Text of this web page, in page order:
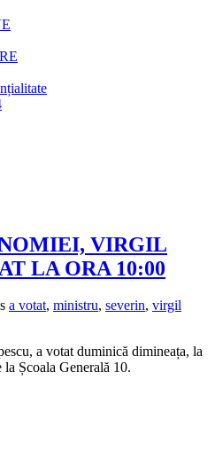
VIRGIL
LA ORA 10:00
a votat, ministru, severin, virgil
a votat duminică dimineața, la
Școala Generală 10.